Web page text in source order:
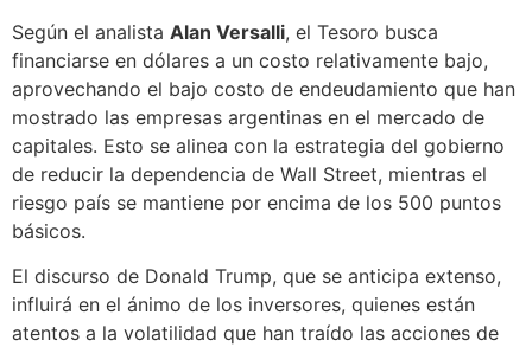
Según el analista Alan Versalli, el Tesoro busca
financiarse en dólares a un costo relativamente bajo,
aprovechando el bajo costo de endeudamiento que han
mostrado las empresas argentinas en el mercado de
capitales. Esto se alinea con la estrategia del gobierno
de reducir la dependencia de Wall Street, mientras el
riesgo país se mantiene por encima de los 500 puntos
básicos.
El discurso de Donald Trump, que se anticipa extenso,
influirá en el ánimo de los inversores, quienes están
atentos a la volatilidad que han traído las acciones de